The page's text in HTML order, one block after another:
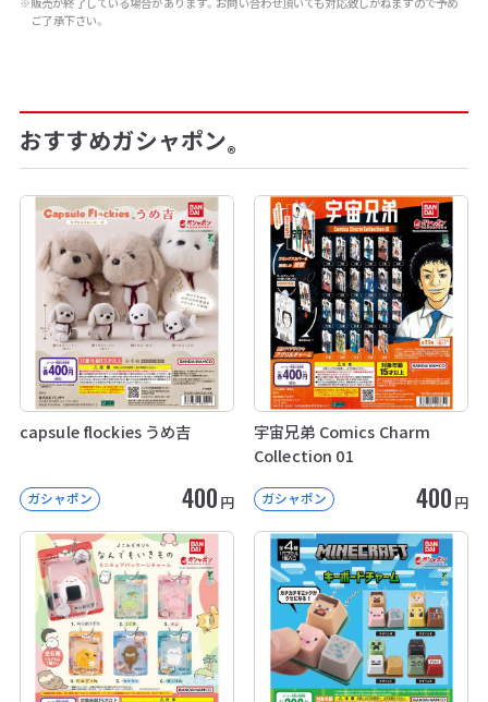
ご了承下さい。
おすすめガシャポン®
capsule flockies うめ吉
ガシャポン 400 円
宇宙兄弟 Comics Charm
Collection 01
ガシャポン 400 円